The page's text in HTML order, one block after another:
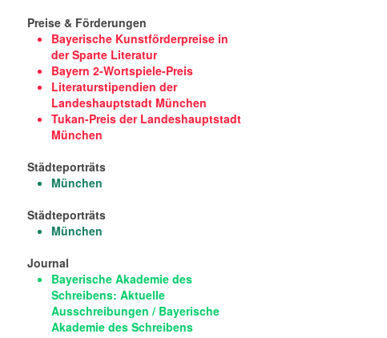
Preise & Förderungen
Bayerische Kunstförderpreise in
der Sparte Literatur
Bayern 2-Wortspiele-Preis
Literaturstipendien der
Landeshauptstadt München
Tukan-Preis der Landeshauptstadt
München
Städteporträts
München
Städteporträts
München
Journal
Bayerische Akademie des
Schreibens: Aktuelle
Ausschreibungen / Bayerische
Akademie des Schreibens